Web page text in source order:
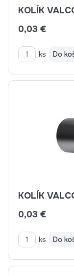
0,03 €
ks Do
0,03 €
ks Do